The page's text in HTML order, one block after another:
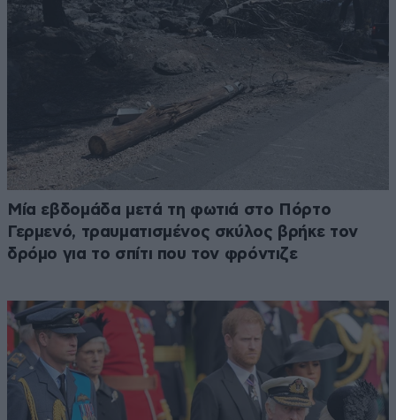
Μία εβδομάδα μετά τη φωτιά στο Πόρτο
Γερμενό, τραυματισμένος σκύλος βρήκε τον
δρόμο για το σπίτι που τον φρόντιζε